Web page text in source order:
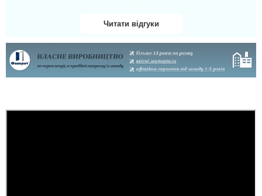
читати всі відгуки
Читати відгуки